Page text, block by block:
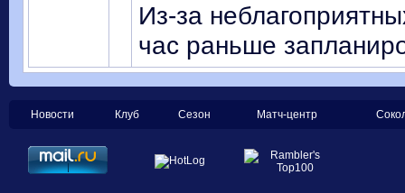
Из-за
час раньше
Новости Клуб Сезон Матч-центр